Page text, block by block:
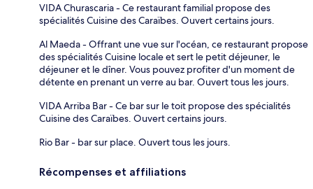
VIDA Churascaria - Ce restaurant familial propose des
spécialités Cuisine des Caraïbes. Ouvert certains jours.
Al Maeda - Offrant une vue sur l'océan, ce restaurant propose
des spécialités Cuisine locale et sert le petit déjeuner, le
déjeuner et le dîner. Vous pouvez profiter d'un moment de
détente en prenant un verre au bar. Ouvert tous les jours.
VIDA Arriba Bar - Ce bar sur le toit propose des spécialités
Cuisine des Caraïbes. Ouvert certains jours.
Rio Bar - bar sur place. Ouvert tous les jours.
Récompenses et affiliations